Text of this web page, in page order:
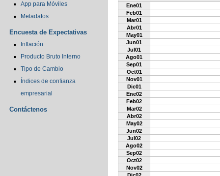
App para Móviles
Metadatos
Encuesta de Expectativas
Inflación
Producto Bruto Interno
Tipo de Cambio
Índices de confianza
empresarial
Contáctenos
Ene01
Feb01
Mar01
Abr01
May01
Jun01
Jul01
Ago01
Sep01
Oct01
Nov01
Dic01
Ene02
Feb02
Mar02
Abr02
May02
Jun02
Jul02
Ago02
Sep02
Oct02
Nov02